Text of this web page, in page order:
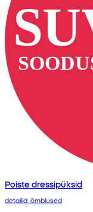
Poiste dressipüksid
detailid, õmblused